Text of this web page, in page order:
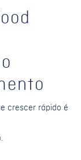
crescer rápido é